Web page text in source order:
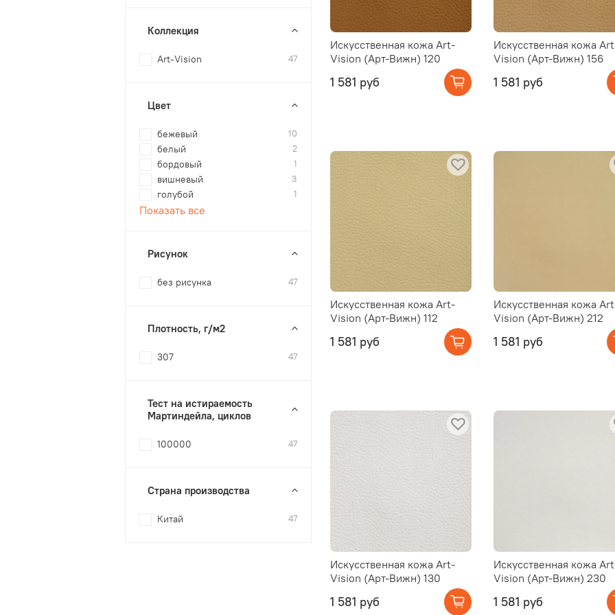
Искусственная кожа Art-
Vision (Арт-Вижн) 120
1 581 руб
Искусственная кожа
Vision (Арт-Вижн) 156
1 581 руб
Искусственная кожа Art-
Vision (Арт-Вижн) 112
1 581 руб
Искусственная кожа
Vision (Арт-Вижн) 212
1 581 руб
Искусственная кожа Art-
Vision (Арт-Вижн) 130
1 581 руб
Искусственная кожа
Vision (Арт-Вижн) 230
1 581 руб
Коллекция
Art-Vision 47
Цвет
бежевый 10
белый 2
бордовый 1
вишневый 3
голубой 1
Показать все
Рисунок
без рисунка 47
Плотность, г/м2
307 47
Тест на истираемость
Мартиндейла, циклов
100000 47
Страна производства
Китай 47